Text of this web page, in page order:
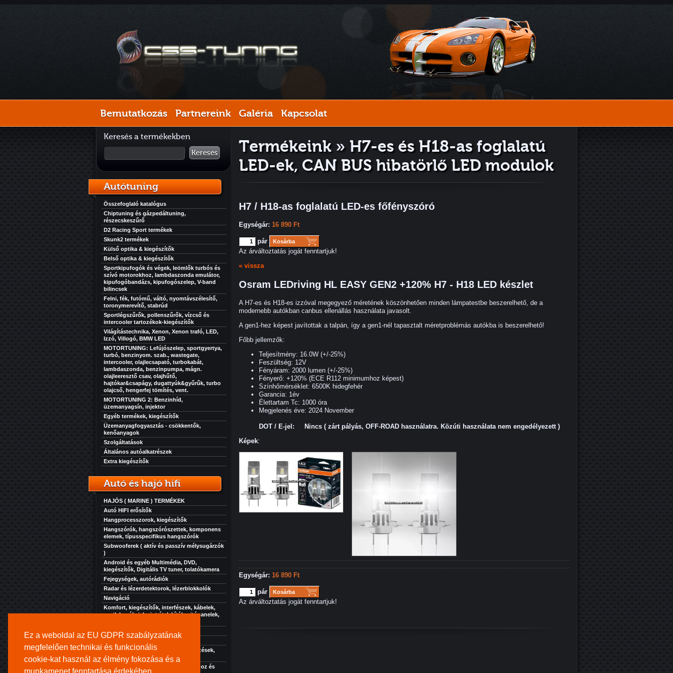
Ez a weboldal az EU GDPR szabályzatának
megfelelően technikai és funkcionális
cookie-kat használ az élmény fokozása és a
Bemutatkozás Partnereink Galéria Kapcsolat
Keresés a termékekben
Keresés
Autótuning
Összefoglaló katalógus
Chiptuning és gázpedáltuning,
részecskeszűrő
D2 Racing Sport termékek
Skunk2 termékek
Külső optika & kiegészítők
Belső optika & kiegészítők
Sportkipufogók és végek, leömlők turbós és
szívó motorokhoz, lambdaszonda emulátor,
kipufogóbandázs, kipufogószelep, V-band
bilincsek
Felni, fék, futómű, váltó, nyomtávszélesítő,
toronymerevítő, stabrúd
Sportlégszűrők, pollenszűrők, vízcső és
intercooler tartozékok-kiegészítők
Világítástechnika, Xenon, Xenon trafó, LED,
Izzó, Villogó, BMW LED
MOTORTUNING: Lefújószelep, sportgyertya,
turbó, benzinyom. szab., wastegate,
intercooler, olajlecsapató, turbokabát,
lambdaszonda, benzinpumpa, mágn.
olajleeresztő csav, olajhűtő,
hajtókar&csapágy, dugattyúk&gyűrűk, turbo
olajcső, hengerfej tömítés, vent.
MOTORTUNING 2: Benzinhíd,
üzemanyagsín, injektor
Egyéb termékek, kiegészítők
Üzemanyagfogyasztás - csökkentők,
kenőanyagok
Szolgáltatások
Általános autóalkatrészek
Extra kiegészítők
Autó és hajó hifi
HAJÓS ( MARINE ) TERMÉKEK
Autó HIFI erősítők
Hangprocesszorok, kiegészítők
Hangszórók, hangszórószettek, komponens
elemek, típusspecifikus hangszórók
Subwooferek ( aktív és passzív mélysugárzók
)
Android és egyéb Multimédia, DVD,
kiegészítők, Digitális TV tuner, tolatókamera
Fejegységek, autórádiók
Radar és lézerdetektorok, lézerblokkolók
Navigáció
Komfort, kiegészítők, interfészek, kábelek,
csatlakozók, jelszint átalakítók, ajtópanelek,
Akkuk-töltők-elektronikák
Extra kiegészítők, kényelmi berendezések,
hűtés, fűtés, stb...
Kihangosító rendszer turistajáratokhoz és
Termékeink » H7-es és H18-as foglalatú
LED-ek, CAN BUS hibatörlő LED modulok
H7 / H18-as foglalatú LED-es főfényszóró
Egységár: 16 890 Ft
pár Kosárba
Az árváltoztatás jogát fenntartjuk!
« vissza
Osram LEDriving HL EASY GEN2 +120% H7 - H18 LED készlet
A H7-es és H18-es izzóval megegyező méretének köszönhetően minden lámpatestbe beszerelhető, de a
modernebb autókban canbus ellenállás használata javasolt.
A gen1-hez képest javítottak a talpán, így a gen1-nél tapasztalt méretproblémás autókba is beszerelhető!
Főbb jellemzők:
Teljesítmény: 16.0W (+/-25%)
Feszültség: 12V
Fényáram: 2000 lumen (+/-25%)
Fényerő: +120% (ECE R112 minimumhoz képest)
Színhőmérséklet: 6500K hidegfehér
Garancia: 1év
Élettartam Tc: 1000 óra
Megjelenés éve: 2024 November
DOT / E-jel: Nincs ( zárt pályás, OFF-ROAD használatra. Közúti használata nem engedélyezett )
Képek:
Egységár: 16 890 Ft
pár Kosárba
Az árváltoztatás jogát fenntartjuk!